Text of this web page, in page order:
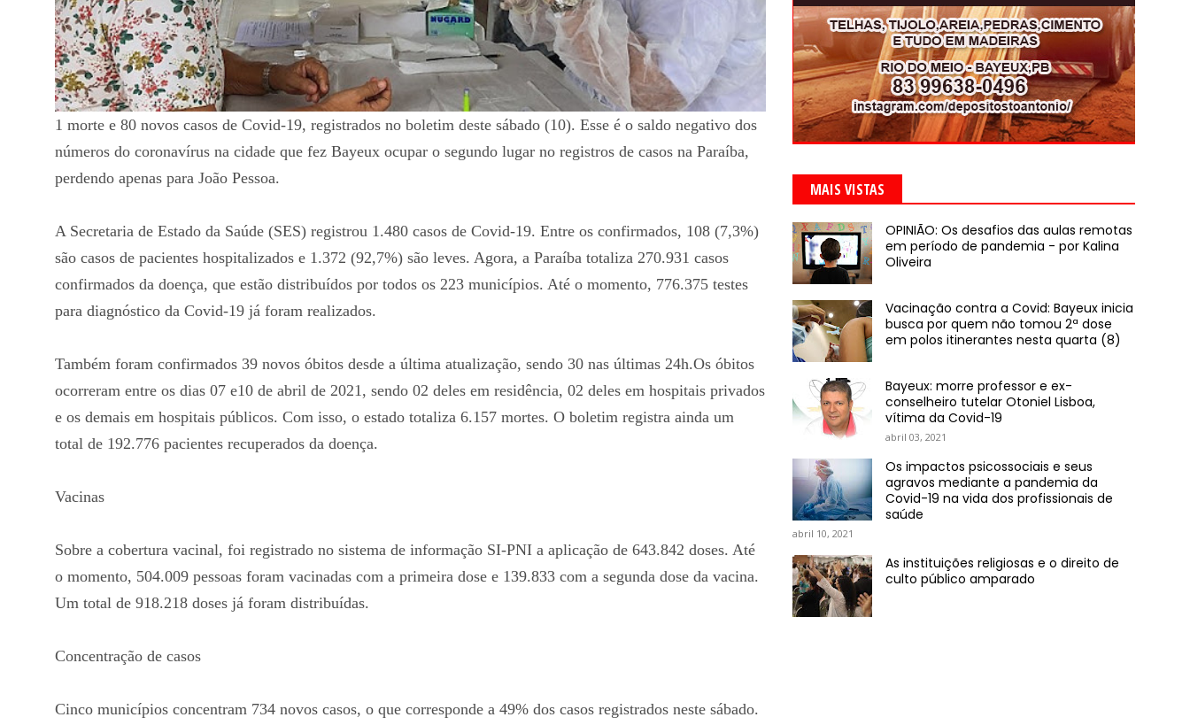
1 morte e 80 novos casos de Covid-19, registrados no boletim deste sábado (10). Esse é o saldo negativo dos
números do coronavírus na cidade que fez Bayeux ocupar o segundo lugar no registros de casos na Paraíba,
perdendo apenas para João Pessoa.
A Secretaria de Estado da Saúde (SES) registrou 1.480 casos de Covid-19. Entre os confirmados, 108 (7,3%)
são casos de pacientes hospitalizados e 1.372 (92,7%) são leves. Agora, a Paraíba totaliza 270.931 casos
confirmados da doença, que estão distribuídos por todos os 223 municípios. Até o momento, 776.375 testes
para diagnóstico da Covid-19 já foram realizados.
Também foram confirmados 39 novos óbitos desde a última atualização, sendo 30 nas últimas 24h.Os óbitos
ocorreram entre os dias 07 e10 de abril de 2021, sendo 02 deles em residência, 02 deles em hospitais privados
e os demais em hospitais públicos. Com isso, o estado totaliza 6.157 mortes. O boletim registra ainda um
total de 192.776 pacientes recuperados da doença.
Vacinas
Sobre a cobertura vacinal, foi registrado no sistema de informação SI-PNI a aplicação de 643.842 doses. Até
o momento, 504.009 pessoas foram vacinadas com a primeira dose e 139.833 com a segunda dose da vacina.
Um total de 918.218 doses já foram distribuídas.
Concentração de casos
Cinco municípios concentram 734 novos casos, o que corresponde a 49% dos casos registrados neste sábado.
MAIS VISTAS
OPINIÃO: Os desafios das aulas remotas
em período de pandemia - por Kalina
Oliveira
Vacinação contra a Covid: Bayeux inicia
busca por quem não tomou 2ª dose
em polos itinerantes nesta quarta (8)
Bayeux: morre professor e ex-
conselheiro tutelar Otoniel Lisboa,
vítima da Covid-19
abril 03, 2021
Os impactos psicossociais e seus
agravos mediante a pandemia da
Covid-19 na vida dos profissionais de
saúde
abril 10, 2021
As instituições religiosas e o direito de
culto público amparado